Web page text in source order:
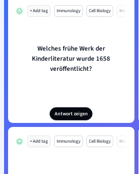
+ Add tag Immunology Cell Biology Mo
Welches frühe Werk der
Kinderliteratur wurde 1658
veröffentlicht?
Antwort zeigen
+ Add tag Immunology Cell Biology Mo